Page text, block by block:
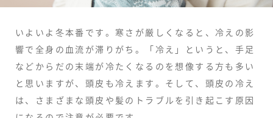
いよいよ冬本番です。寒さが厳しくなると、冷えの影
響で全身の血流が滞りがち。「冷え」というと、手足
などからだの末端が冷たくなるのを想像する方も多い
と思いますが、頭皮も冷えます。そして、頭皮の冷え
は、さまざまな頭皮や髪のトラブルを引き起こす原因